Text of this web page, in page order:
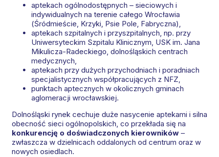
aptekach ogólnodostępnych – sieciowych i
indywidualnych na terenie całego Wrocławia
(Śródmieście, Krzyki, Psie Pole, Fabryczna),
aptekach szpitalnych i przyszpitalnych, np. przy
Uniwersyteckim Szpitalu Klinicznym, USK im. Jana
Mikulicza-Radeckiego, dolnośląskich centrach
medycznych,
aptekach przy dużych przychodniach i poradniach
specjalistycznych współpracujących z NFZ,
punktach aptecznych w okolicznych gminach
aglomeracji wrocławskiej.
Dolnośląski rynek cechuje duże nasycenie aptekami i silna
obecność sieci ogólnopolskich, co przekłada się na
konkurencję o doświadczonych kierowników –
zwłaszcza w dzielnicach oddalonych od centrum oraz w
nowych osiedlach.